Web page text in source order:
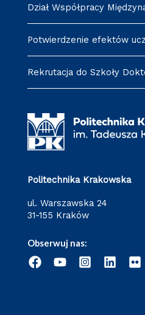
Dział Współpracy
Potwierdzenie efektów
Rekrutacja do Szkoły
Politechnika Krakowska
ul. Warszawska 24
31-155 Kraków
Obserwuj nas: